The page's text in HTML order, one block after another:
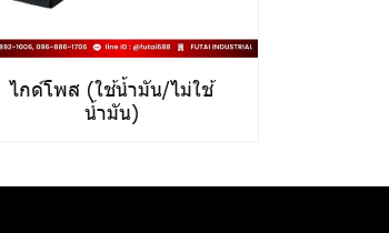
ไกด์โพส (ใช้น้ำมัน/ไม่ใช้
น้ำมัน)